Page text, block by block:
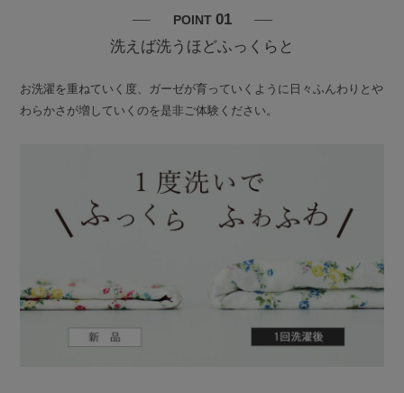
POINT 01
洗えば洗うほどふっくらと
お洗濯を重ねていく度、ガーゼが育っていくように日々ふんわりとや
わらかさが増していくのを是非ご体験ください。